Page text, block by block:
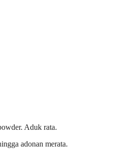
Aduk rata.
adonan merata.